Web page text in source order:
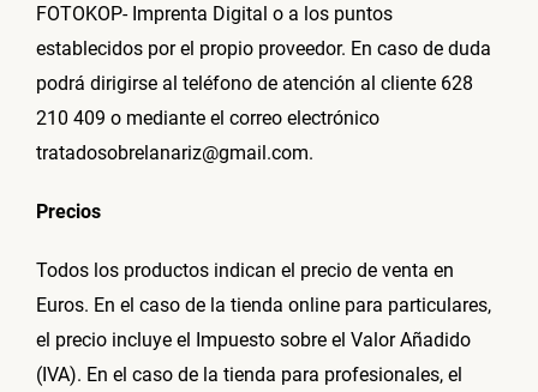
FOTOKOP- Imprenta Digital o a los puntos
establecidos por el propio proveedor. En caso de duda
podrá dirigirse al teléfono de atención al cliente 628
210 409 o mediante el correo electrónico
tratadosobrelanariz@gmail.com.
Precios
Todos los productos indican el precio de venta en
Euros. En el caso de la tienda online para particulares,
el precio incluye el Impuesto sobre el Valor Añadido
(IVA). En el caso de la tienda para profesionales, el